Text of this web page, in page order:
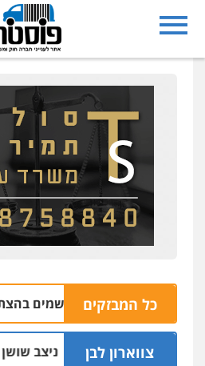
כל המבזקים
שלושה נאשמים בהצתת
צווארון לבן09.08 | 19:51 ניצב שושן